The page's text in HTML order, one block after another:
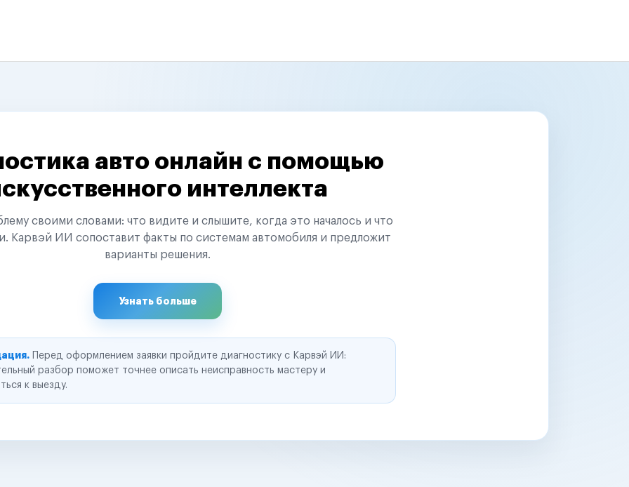
авто онлайн с помощью
интеллекта
своими словами: что видите и слышите, когда это началось и что
Карвэй ИИ сопоставит факты по системам автомобиля и предложит
варианты решения.
Узнать больше
Перед оформлением заявки пройдите диагностику с Карвэй ИИ:
разбор поможет точнее описать неисправность мастеру и
к выезду.